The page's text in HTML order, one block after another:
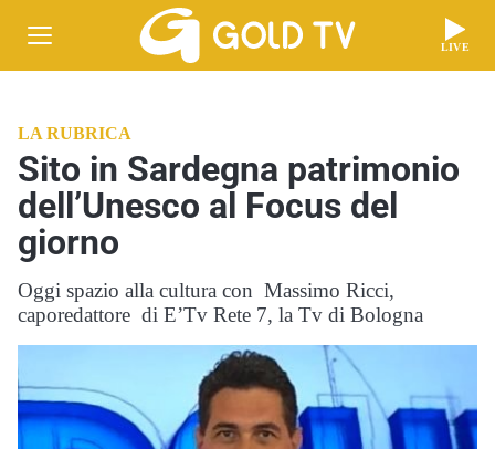
LIVE
LA RUBRICA
Sito in Sardegna patrimonio
dell’Unesco al Focus del
giorno
Oggi spazio alla cultura con Massimo Ricci,
caporedattore di E’Tv Rete 7, la Tv di Bologna